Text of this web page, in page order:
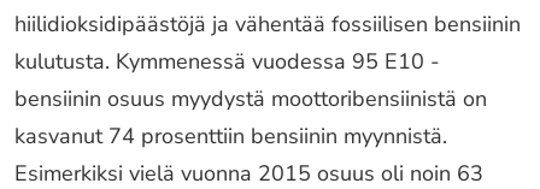
hiilidioksidipäästöjä ja vähentää fossiilisen bensiinin
kulutusta. Kymmenessä vuodessa 95 E10 -
bensiinin osuus myydystä moottoribensiinistä on
kasvanut 74 prosenttiin bensiinin myynnistä.
Esimerkiksi vielä vuonna 2015 osuus oli noin 63